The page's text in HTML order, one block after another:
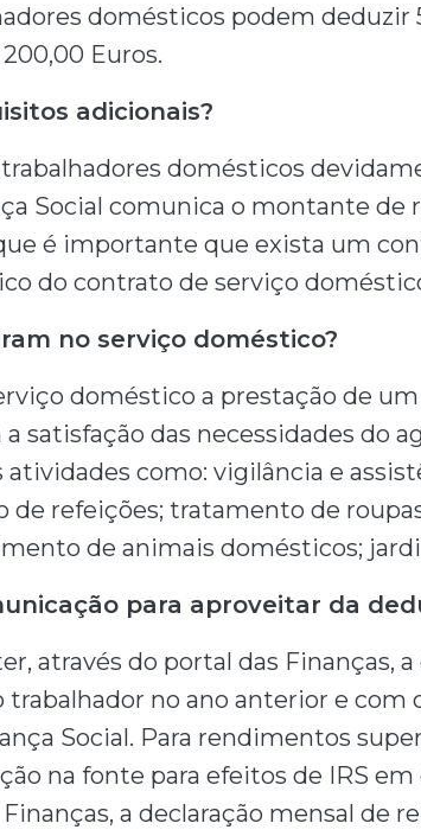
domésticos podem deduzir
Euros.
adicionais?
domésticos
Social comunica o montante de
é importante que exista um
do contrato de serviço
no serviço doméstico?
doméstico a prestação de
satisfação das necessidades do
como: vigilância e
de refeições; tratamento de
de animais domésticos;
para aproveitar da
através do portal das Finanças, a
trabalhador no ano anterior e com
Social. Para rendimentos
na fonte para efeitos de IRS
a declaração mensal de